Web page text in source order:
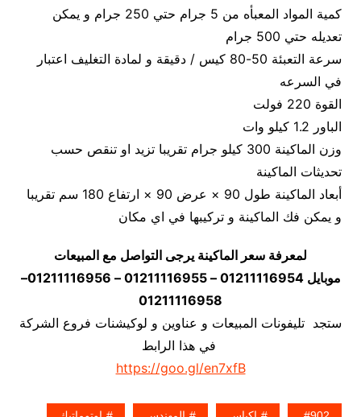
كمية المواد المعبأه من 5 جرام حتي 250 جرام و يمكن
تعديله حتي 500 جرام
سرعة التعبئة 50-80 كيس / دقيقة و لمادة التغليف اعتبار
في السرعه
القوة 220 فولت
الباور 1.2 كيلو وات
وزن الماكينة 300 كيلو جرام تقريبا تزيد او تنقص حسب
تحديثات الماكينة
أبعاد الماكينة طول 90 × عرض 90 × ارتفاع 180 سم تقريبا
و يمكن فك الماكينة و تركيبها في اي مكان
لمعرفة سعر الماكينة يرجى التواصل مع المبيعات
موبايل 01211116954 – 01211116955 – 01211116956–
01211116958
ستجد تليفونات المبيعات و عناوين و لوكيشنات فروع الشركة
في هذا الرابط
https://goo.gl/en7xfB